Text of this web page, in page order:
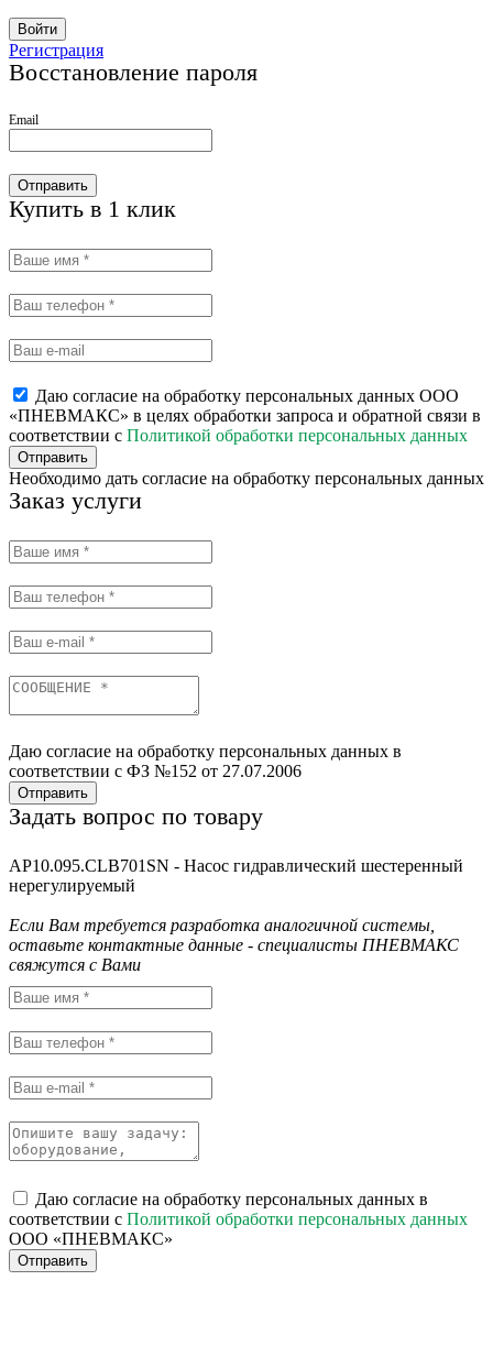
Войти
Регистрация
Восстановление пароля
Email
Отправить
Купить в 1 клик
Даю согласие на обработку персональных данных ООО
«ПНЕВМАКС» в целях обработки запроса и обратной связи в
соответствии с Политикой обработки персональных данных
Отправить
Необходимо дать согласие на обработку персональных данных
Заказ услуги
Даю согласие на обработку персональных данных в
соответствии с ФЗ №152 от 27.07.2006
Отправить
Задать вопрос по товару
AP10.095.CLB701SN - Насос гидравлический шестеренный
нерегулируемый
Если Вам требуется разработка аналогичной системы,
оставьте контактные данные - специалисты ПНЕВМАКС
свяжутся с Вами
Даю согласие на обработку персональных данных в
соответствии с Политикой обработки персональных данных
ООО «ПНЕВМАКС»
Отправить